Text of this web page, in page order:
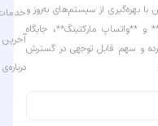
بهره‌گیری از سیستم‌های به‌روز و
و **واتساپ مارکتینگ**، جایگاه
و سهم قابل توجهی در گسترش
آخرین